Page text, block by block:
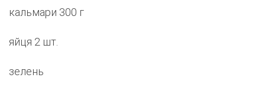
кальмари 300 г
яйця 2 шт.
зелень